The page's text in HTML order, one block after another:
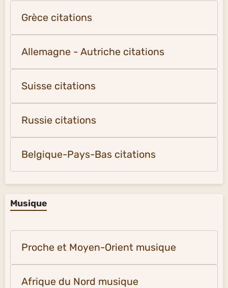
Grèce citations
Allemagne - Autriche citations
Suisse citations
Russie citations
Belgique-Pays-Bas citations
Musique
Proche et Moyen-Orient musique
Afrique du Nord musique